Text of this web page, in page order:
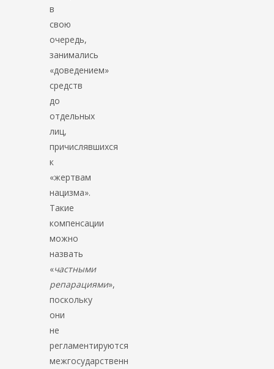
в
свою
очередь,
занимались
«доведением»
средств
до
отдельных
лиц,
причислявшихся
к
«жертвам
нацизма».
Такие
компенсации
можно
назвать
«частными
репарациями»,
поскольку
они
не
регламентируются
межгосударственн